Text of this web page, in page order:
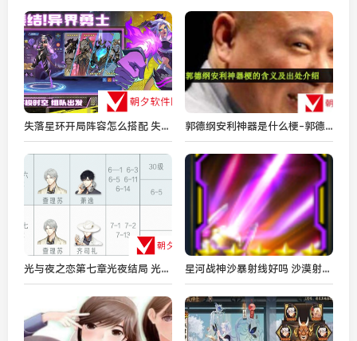
失落星环开局阵容怎么搭配 失落星环开局阵容搭配攻略 郭德纲安利神器是什么梗-郭德纲安利神器梗的含义及出处介绍
光与夜之恋第七章光夜结局 光夜结局全剧情攻略 星河战神沙暴射线好吗 沙漠射线属性与获取方法详解